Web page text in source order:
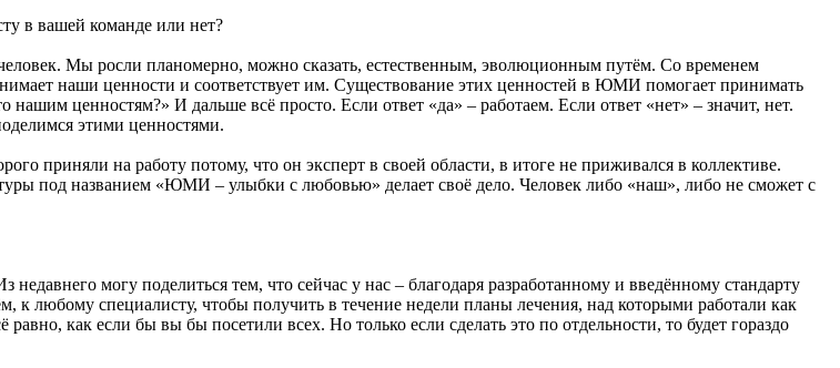
в вашей команде или нет?
Мы росли планомерно, можно сказать, естественным, эволюционным путём. Со временем
наши ценности и соответствует им. Существование этих ценностей в ЮМИ помогает принимать
ценностям?» И дальше всё просто. Если ответ «да» – работаем. Если ответ «нет» – значит, нет.
этими ценностями.
приняли на работу потому, что он эксперт в своей области, в итоге не приживался в коллективе.
под названием «ЮМИ – улыбки с любовью» делает своё дело. Человек либо «наш», либо не сможет с
могу поделиться тем, что сейчас у нас – благодаря разработанному и введённому стандарту
к любому специалисту, чтобы получить в течение недели планы лечения, над которыми работали как
как если бы вы бы посетили всех. Но только если сделать это по отдельности, то будет гораздо